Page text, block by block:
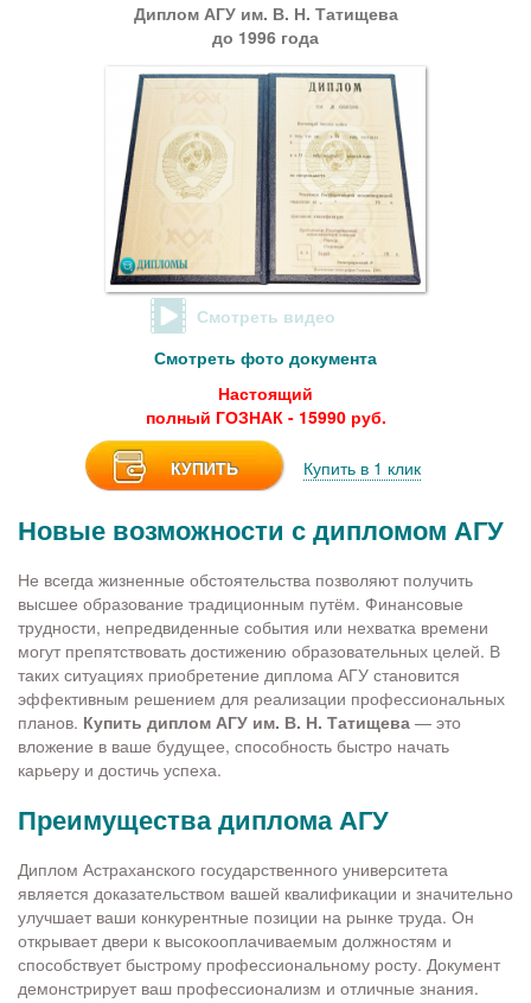
Диплом АГУ им. В. Н. Татищева
до 1996 года
Смотреть видео
Смотреть фото документа
Настоящий
полный ГОЗНАК - 15990 руб.
КУПИТЬ Купить в 1 клик
Новые возможности с дипломом АГУ
Не всегда жизненные обстоятельства позволяют получить
высшее образование традиционным путём. Финансовые
трудности, непредвиденные события или нехватка времени
могут препятствовать достижению образовательных целей. В
таких ситуациях приобретение диплома АГУ становится
эффективным решением для реализации профессиональных
планов. Купить диплом АГУ им. В. Н. Татищева — это
вложение в ваше будущее, способность быстро начать
карьеру и достичь успеха.
Преимущества диплома АГУ
Диплом Астраханского государственного университета
является доказательством вашей квалификации и значительно
улучшает ваши конкурентные позиции на рынке труда. Он
открывает двери к высокооплачиваемым должностям и
способствует быстрому профессиональному росту. Документ
демонстрирует ваш профессионализм и отличные знания.